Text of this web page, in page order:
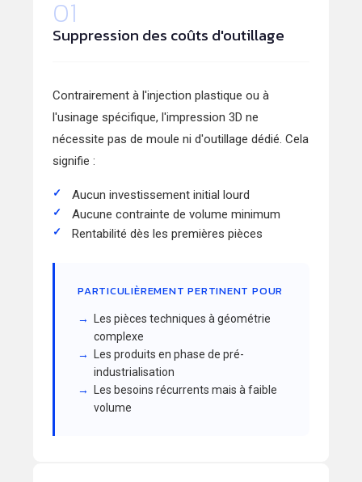
01
Suppression des coûts d'outillage
Contrairement à l'injection plastique ou à
l'usinage spécifique, l'impression 3D ne
nécessite pas de moule ni d'outillage dédié. Cela
signifie :
Aucun investissement initial lourd
Aucune contrainte de volume minimum
Rentabilité dès les premières pièces
PARTICULIÈREMENT PERTINENT POUR
Les pièces techniques à géométrie
complexe
Les produits en phase de pré-
industrialisation
Les besoins récurrents mais à faible
volume